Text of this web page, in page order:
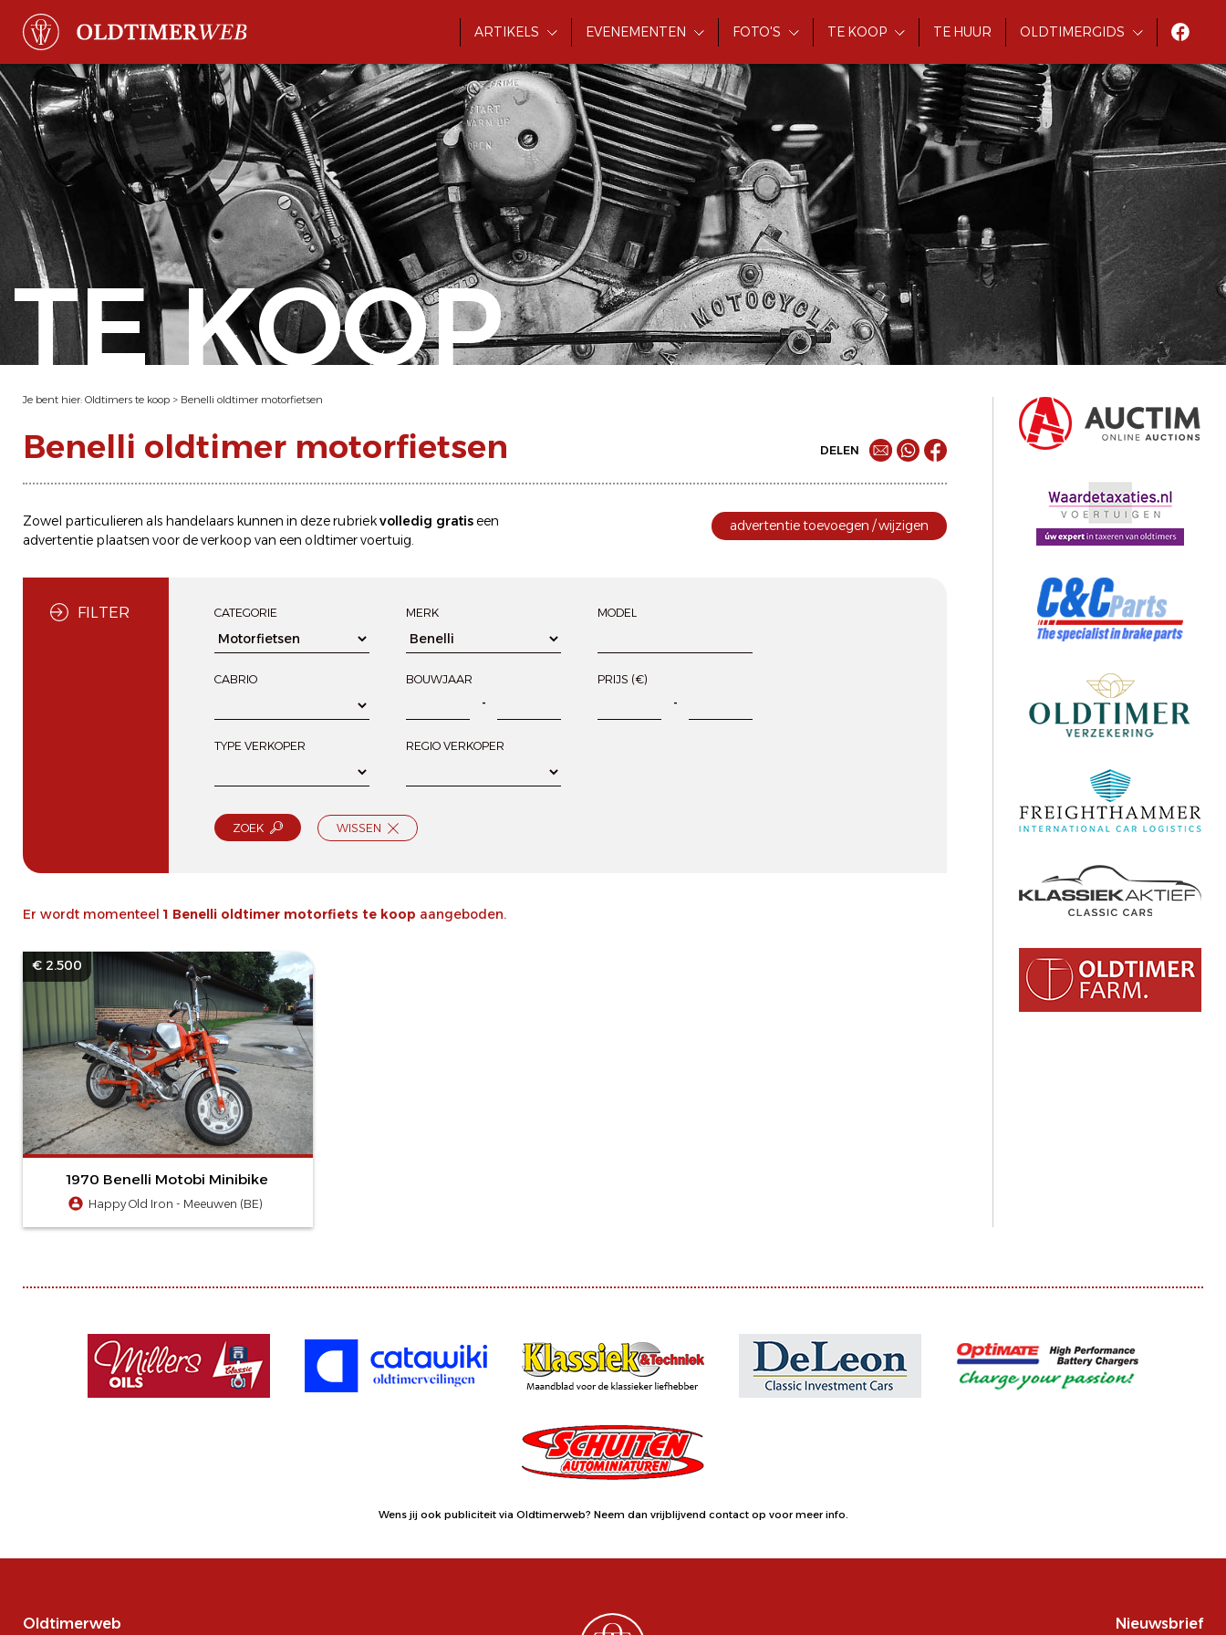
ARTIKELS EVENEMENTEN FOTO'S TE KOOP TE HUUR OLDTIMERGIDS
TE KOOP
Je bent hier: Oldtimers te koop > Benelli oldtimer motorfietsen
Benelli oldtimer motorfietsen DELEN
Zowel particulieren als handelaars kunnen in deze rubriekvolledig gratis een
advertentie plaatsen voor deverkoop van een oldtimer voertuig.
advertentie toevoegen / wijzigen
FILTER CATEGORIE MERK MODEL
CABRIO BOUWJAAR
-
PRIJS (€)
-
TYPE VERKOPER REGIO VERKOPER
ZOEK WISSEN
Er wordt momenteel 1 Benelli oldtimer motorfiets te koop aangeboden.
€ 2.500
1970 Benelli Motobi Minibike
Happy Old Iron - Meeuwen (BE)
Wens jij ook publiciteit via Oldtimerweb? Neem dan vrijblijvend contact op voor meer info.
Oldtimerweb Nieuwsbrief